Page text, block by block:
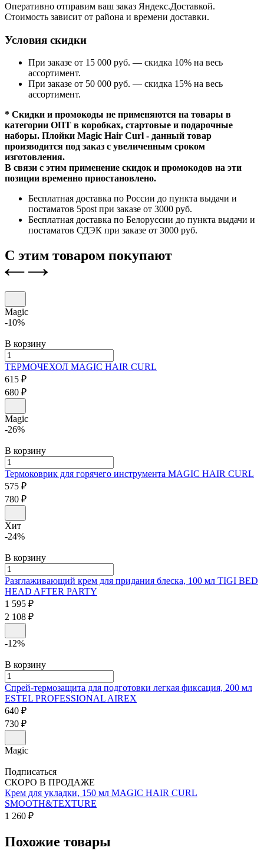
Оперативно отправим ваш заказ Яндекс.Доставкой.
Стоимость зависит от района и времени доставки.
Условия скидки
При заказе от 15 000 руб. — скидка 10% на весь
ассортимент.
При заказе от 50 000 руб. — скидка 15% на весь
ассортимент.
* Скидки и промокоды не применяются на товары в
категории ОПТ в коробках, стартовые и подарочные
наборы. Плойки Magic Hair Curl - данный товар
производится под заказ с увеличенным сроком
изготовления.
В связи с этим применение скидок и промокодов на эти
позиции временно приостановлено.
Бесплатная доставка по России до пункта выдачи и
постаматов 5post при заказе от 3000 руб.
Бесплатная доставка по Белоруссии до пункта выдачи и
постаматов СДЭК при заказе от 3000 руб.
С этим товаром покупают
Magic
-10%
В корзину
ТЕРМОЧЕХОЛ MAGIC HAIR CURL
615 ₽
680 ₽
Magic
-26%
В корзину
Термоковрик для горячего инструмента MAGIC HAIR CURL
575 ₽
780 ₽
Хит
-24%
В корзину
Разглаживающий крем для придания блеска, 100 мл TIGI BED
HEAD AFTER PARTY
1 595 ₽
2 108 ₽
-12%
В корзину
Спрей-термозащита для подготовки легкая фиксация, 200 мл
ESTEL PROFESSIONAL AIREX
640 ₽
730 ₽
Magic
Подписаться
СКОРО В ПРОДАЖЕ
Крем для укладки, 150 мл MAGIC HAIR CURL
SMOOTH&TEXTURE
1 260 ₽
Похожие товары